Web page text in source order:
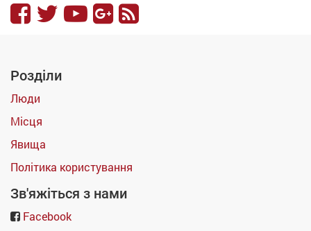
Розділи
Люди
Місця
Явища
Політика користування
Зв'яжіться з нами
Facebook